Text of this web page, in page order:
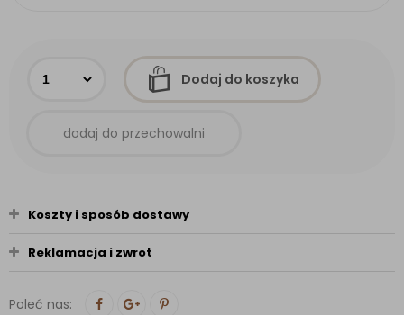
Dodaj do koszyka
dodaj do przechowalni
Koszty i sposób dostawy
Reklamacja i zwrot
Poleć nas: